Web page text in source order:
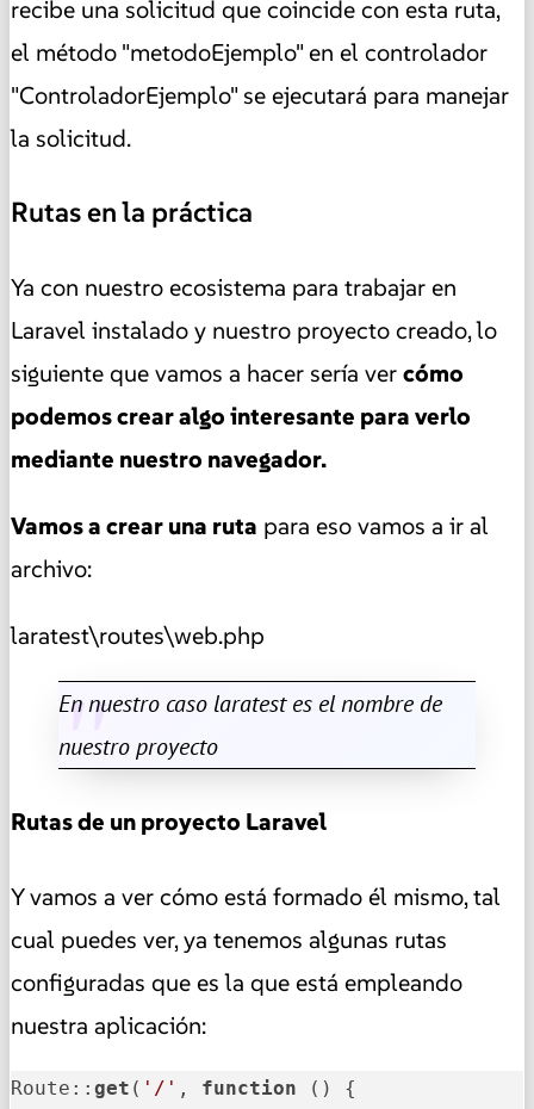
recibe una solicitud que coincide con esta ruta,
el método "metodoEjemplo" en el controlador
"ControladorEjemplo" se ejecutará para manejar
la solicitud.
Rutas en la práctica
Ya con nuestro ecosistema para trabajar en
Laravel instalado y nuestro proyecto creado, lo
siguiente que vamos a hacer sería vercómo
podemos crear algo interesante para verlo
mediante nuestro navegador.
Vamos a crear una ruta para eso vamos a ir al
archivo:
laratest\routes\web.php
En nuestro caso laratest es el nombre de
nuestro proyecto
Rutas de un proyecto Laravel
Y vamos a ver cómo está formado él mismo, tal
cual puedes ver, ya tenemos algunas rutas
configuradas que es la que está empleando
nuestra aplicación:
Route:: get ( '/' , function ()
{